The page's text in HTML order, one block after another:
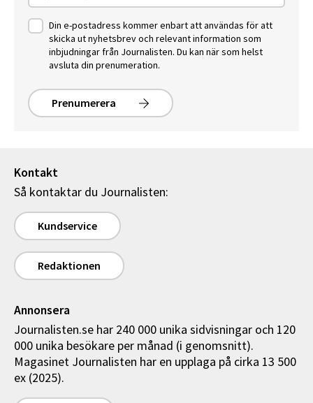
Din e-postadress kommer enbart att användas för att
skicka ut nyhetsbrev och relevant information som
inbjudningar från Journalisten. Du kan när som helst
avsluta din prenumeration.
Prenumerera
Kontakt
Så kontaktar du Journalisten:
Kundservice
Redaktionen
Annonsera
Journalisten.se har 240 000 unika sidvisningar och 120
000 unika besökare per månad (i genomsnitt).
Magasinet Journalisten har en upplaga på cirka 13 500
ex (2025).